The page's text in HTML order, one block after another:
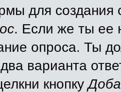
для
. Если же ты ее
опроса. Ты
варианта
кнопку